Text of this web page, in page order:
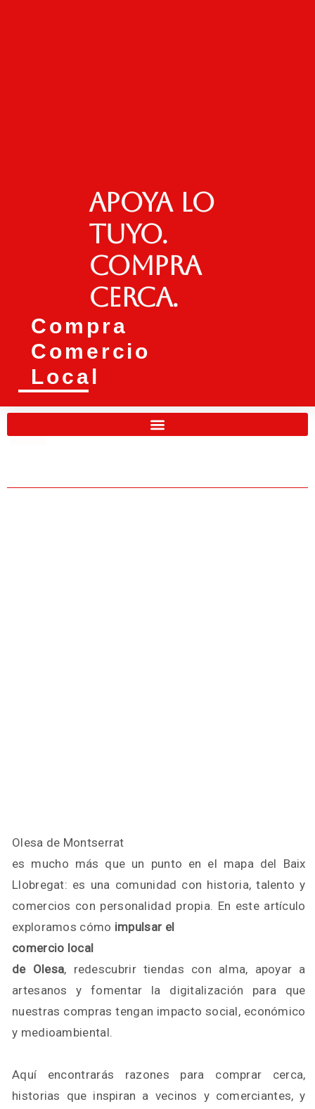
Apoya lo
tuyo.
Compra
cerca.
Compra
Comercio
Local
Olesa de Montserrat
es mucho más que un punto en el mapa del Baix
Llobregat: es una comunidad con historia, talento y
comercios con personalidad propia. En este artículo
exploramos cómo impulsar el
comercio local
de Olesa, redescubrir tiendas con alma, apoyar a
artesanos y fomentar la digitalización para que
nuestras compras tengan impacto social, económico
y medioambiental.
Aquí encontrarás razones para comprar cerca,
historias que inspiran a vecinos y comerciantes, y